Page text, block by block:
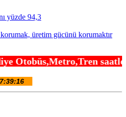
yüzde 94,3
üretim gücünü korumaktır
saatleri